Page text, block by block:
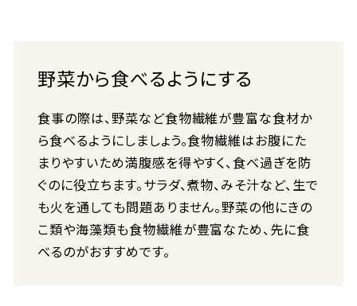
野菜から食べるようにする
食事の際は、野菜など食物繊維が豊富な食材か
ら食べるようにしましょう。食物繊維はお腹にた
まりやすいため満腹感を得やすく、食べ過ぎを防
ぐのに役立ちます。サラダ、煮物、みそ汁など、生で
も火を通しても問題ありません。野菜の他にきの
こ類や海藻類も食物繊維が豊富なため、先に食
べるのがおすすめです。